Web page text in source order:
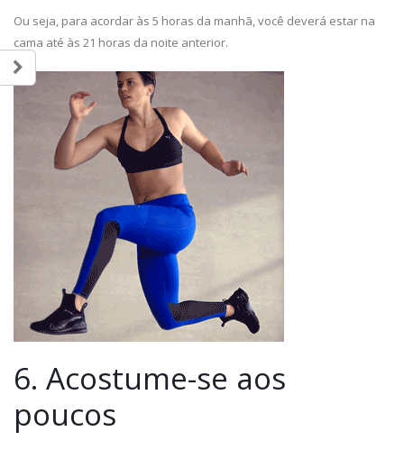
Ou seja, para acordar às 5 horas da manhã, você deverá estar na
cama até às 21 horas da noite anterior.
6. Acostume-se aos
poucos